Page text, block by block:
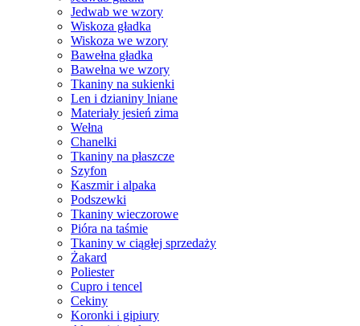
Jedwab we wzory
Wiskoza gładka
Wiskoza we wzory
Bawełna gładka
Bawełna we wzory
Tkaniny na sukienki
Len i dzianiny lniane
Materiały jesień zima
Wełna
Chanelki
Tkaniny na płaszcze
Szyfon
Kaszmir i alpaka
Podszewki
Tkaniny wieczorowe
Pióra na taśmie
Tkaniny w ciągłej sprzedaży
Żakard
Poliester
Cupro i tencel
Cekiny
Koronki i gipiury